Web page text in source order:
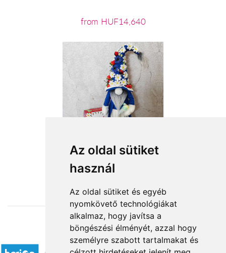
Az oldal sütiket
használ
Az oldal sütiket és egyéb
nyomkövető technológiákat
alkalmaz, hogy javítsa a
böngészési élményét, azzal hogy
személyre szabott tartalmakat és
from HUF14,640
from HUF19,160
Accepted payment methods